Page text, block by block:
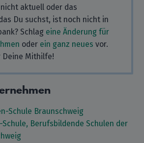
aktuell oder das
Du suchst, ist noch nicht in
Schlag eine Änderung für
oder ein ganz neues vor.
Deine Mithilfe!
Schule Braunschweig
Berufsbildende Schulen der